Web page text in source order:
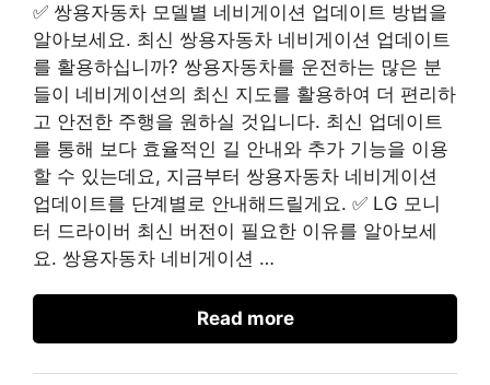
✅ 쌍용자동차 모델별 네비게이션 업데이트 방법을
알아보세요. 최신 쌍용자동차 네비게이션 업데이트
를 활용하십니까? 쌍용자동차를 운전하는 많은 분
들이 네비게이션의 최신 지도를 활용하여 더 편리하
고 안전한 주행을 원하실 것입니다. 최신 업데이트
를 통해 보다 효율적인 길 안내와 추가 기능을 이용
할 수 있는데요, 지금부터 쌍용자동차 네비게이션
업데이트를 단계별로 안내해드릴게요. ✅ LG 모니
터 드라이버 최신 버전이 필요한 이유를 알아보세
요. 쌍용자동차 네비게이션 …
Read more